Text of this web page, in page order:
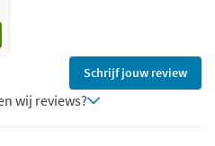
Schrijf jouw review
wij reviews?